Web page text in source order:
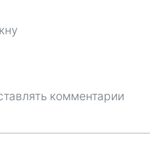
комментарии